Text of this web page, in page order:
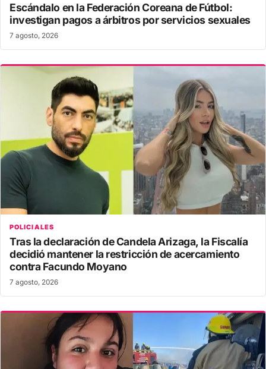
Escándalo en la Federación Coreana de Fútbol:
investigan pagos a árbitros por servicios sexuales
7 agosto, 2026
POLICIALES
Tras la declaración de Candela Arizaga, la Fiscalía
decidió mantener la restricción de acercamiento
contra Facundo Moyano
7 agosto, 2026